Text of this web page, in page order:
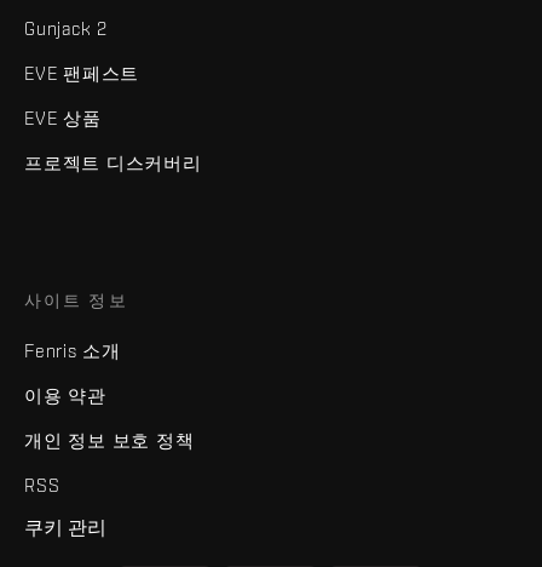
Gunjack 2
EVE 팬페스트
EVE 상품
프로젝트 디스커버리
사이트 정보
Fenris 소개
이용 약관
개인 정보 보호 정책
RSS
쿠키 관리